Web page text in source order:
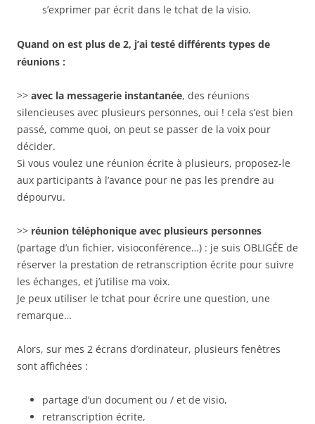
s’exprimer par écrit dans le tchat de la visio.
Quand on est plus de 2, j’ai testé différents types de
réunions :
>> avec la messagerie instantanée, des réunions
silencieuses avec plusieurs personnes, oui ! cela s’est bien
passé, comme quoi, on peut se passer de la voix pour
décider.
Si vous voulez une réunion écrite à plusieurs, proposez-le
aux participants à l’avance pour ne pas les prendre au
dépourvu.
>> réunion téléphonique avec plusieurs personnes
(partage d’un fichier, visioconférence…) : je suis OBLIGÉE de
réserver la prestation de retranscription écrite pour suivre
les échanges, et j’utilise ma voix.
Je peux utiliser le tchat pour écrire une question, une
remarque…
Alors, sur mes 2 écrans d’ordinateur, plusieurs fenêtres
sont affichées :
partage d’un document ou / et de visio,
retranscription écrite,